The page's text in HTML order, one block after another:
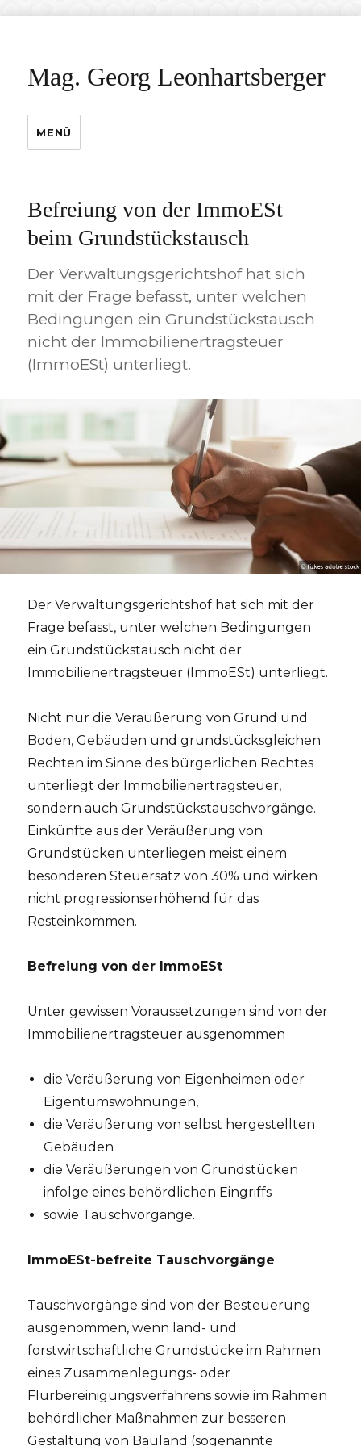
Mag. Georg Leonhartsberger
MENÜ
Befreiung von der ImmoESt
beim Grundstückstausch
Der Verwaltungsgerichtshof hat sich
mit der Frage befasst, unter welchen
Bedingungen ein Grundstückstausch
nicht der Immobilienertragsteuer
(ImmoESt) unterliegt.
Der Verwaltungsgerichtshof hat sich mit der
Frage befasst, unter welchen Bedingungen
ein Grundstückstausch nicht der
Immobilienertragsteuer (ImmoESt) unterliegt.
Nicht nur die Veräußerung von Grund und
Boden, Gebäuden und grundstücksgleichen
Rechten im Sinne des bürgerlichen Rechtes
unterliegt der Immobilienertragsteuer,
sondern auch Grundstückstauschvorgänge.
Einkünfte aus der Veräußerung von
Grundstücken unterliegen meist einem
besonderen Steuersatz von 30% und wirken
nicht progressionserhöhend für das
Resteinkommen.
Befreiung von der ImmoESt
Unter gewissen Voraussetzungen sind von der
Immobilienertragsteuer ausgenommen
die Veräußerung von Eigenheimen oder
Eigentumswohnungen,
die Veräußerung von selbst hergestellten
Gebäuden
die Veräußerungen von Grundstücken
infolge eines behördlichen Eingriffs
sowie Tauschvorgänge.
ImmoESt-befreite Tauschvorgänge
Tauschvorgänge sind von der Besteuerung
ausgenommen, wenn land- und
forstwirtschaftliche Grundstücke im Rahmen
eines Zusammenlegungs- oder
Flurbereinigungsverfahrens sowie im Rahmen
behördlicher Maßnahmen zur besseren
Gestaltung von Bauland (sogenannte